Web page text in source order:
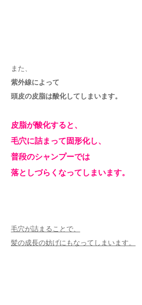
また、
紫外線によって
頭皮の皮脂は酸化してしまいます。
皮脂が酸化すると、
毛穴に詰まって固形化し、
普段のシャンプーでは
落としづらくなってしまいます。
毛穴が詰まることで、
髪の成長の妨げにもなってしまいます。